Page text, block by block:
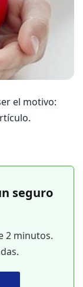
el motivo:
seguro
2 minutos.